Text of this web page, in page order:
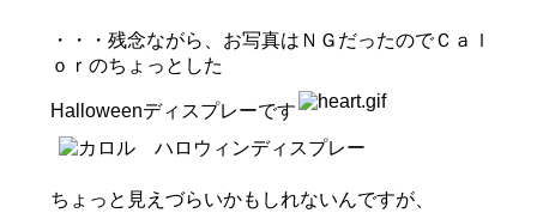
・・・残念ながら、お写真はＮＧだったのでＣａｌ
ｏｒのちょっとした
Halloweenディスプレーです
ちょっと見えづらいかもしれないんですが、